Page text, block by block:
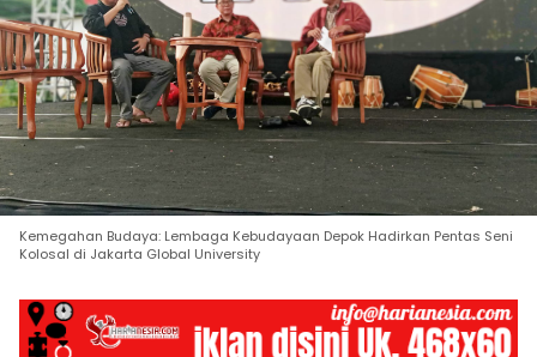
Kemegahan Budaya: Lembaga Kebudayaan Depok Hadirkan Pentas Seni
Kolosal di Jakarta Global University